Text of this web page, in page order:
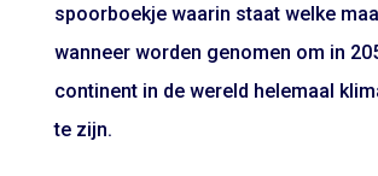
spoorboekje waarin staat welke
wanneer worden genomen om in
continent in de wereld helemaal
te zijn.